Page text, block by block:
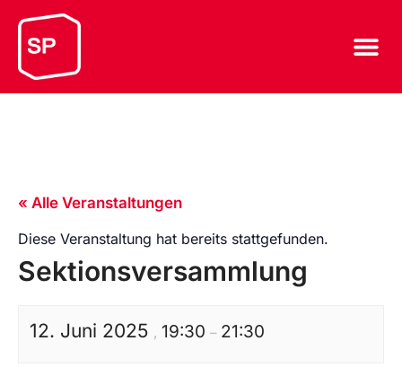
« Alle Veranstaltungen
Diese Veranstaltung hat bereits stattgefunden.
Sektionsversammlung
12. Juni 2025 , 19:30 – 21:30